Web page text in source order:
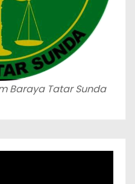
Baraya Tatar Sunda